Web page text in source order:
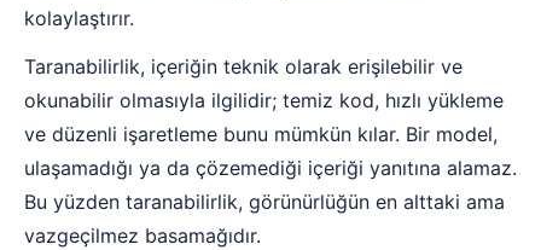
kolaylaştırır.
Taranabilirlik, içeriğin teknik olarak erişilebilir ve
okunabilir olmasıyla ilgilidir; temiz kod, hızlı yükleme
ve düzenli işaretleme bunu mümkün kılar. Bir model,
ulaşamadığı ya da çözemediği içeriği yanıtına alamaz.
Bu yüzden taranabilirlik, görünürlüğün en alttaki ama
vazgeçilmez basamağıdır.